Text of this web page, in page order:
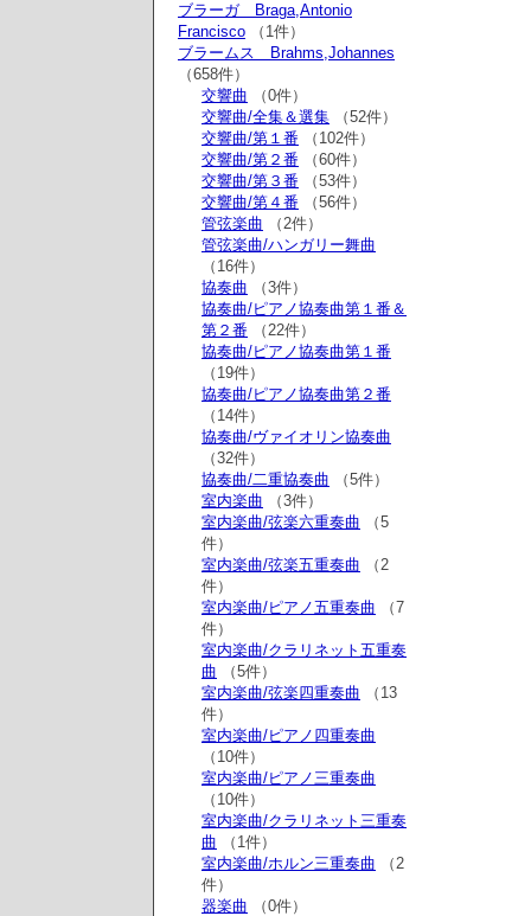
ブラーガ Braga,Antonio
Francisco （1件）
ブラームス Brahms,Johannes
（658件）
交響曲 （0件）
交響曲/全集＆選集 （52件）
交響曲/第１番 （102件）
交響曲/第２番 （60件）
交響曲/第３番 （53件）
交響曲/第４番 （56件）
管弦楽曲 （2件）
管弦楽曲/ハンガリー舞曲
（16件）
協奏曲 （3件）
協奏曲/ピアノ協奏曲第１番＆
第２番 （22件）
協奏曲/ピアノ協奏曲第１番
（19件）
協奏曲/ピアノ協奏曲第２番
（14件）
協奏曲/ヴァイオリン協奏曲
（32件）
協奏曲/二重協奏曲 （5件）
室内楽曲 （3件）
室内楽曲/弦楽六重奏曲 （5
件）
室内楽曲/弦楽五重奏曲 （2
件）
室内楽曲/ピアノ五重奏曲 （7
件）
室内楽曲/クラリネット五重奏
曲 （5件）
室内楽曲/弦楽四重奏曲 （13
件）
室内楽曲/ピアノ四重奏曲
（10件）
室内楽曲/ピアノ三重奏曲
（10件）
室内楽曲/クラリネット三重奏
曲 （1件）
室内楽曲/ホルン三重奏曲 （2
件）
器楽曲 （0件）